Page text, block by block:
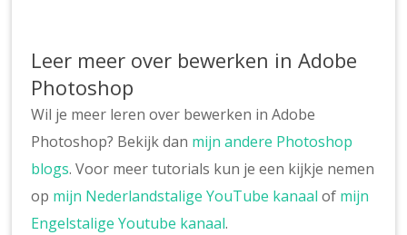
Leer meer over bewerken in Adobe
Photoshop
Wil je meer leren over bewerken in Adobe
Photoshop? Bekijk dan mijn andere Photoshop
blogs. Voor meer tutorials kun je een kijkje nemen
op mijn Nederlandstalige YouTube kanaal of mijn
Engelstalige Youtube kanaal.